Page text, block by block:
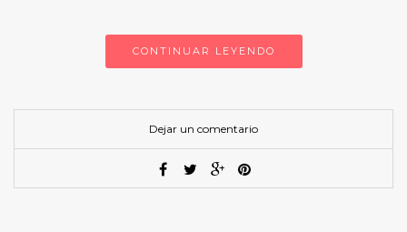
CONTINUAR LEYENDO
Dejar un comentario